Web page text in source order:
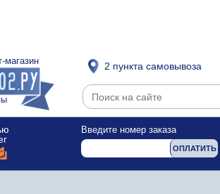
магазин 2 пункта самовывоза
Введите номер заказа